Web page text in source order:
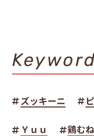
ズッキーニ
Ｙｕｕ 鶏む